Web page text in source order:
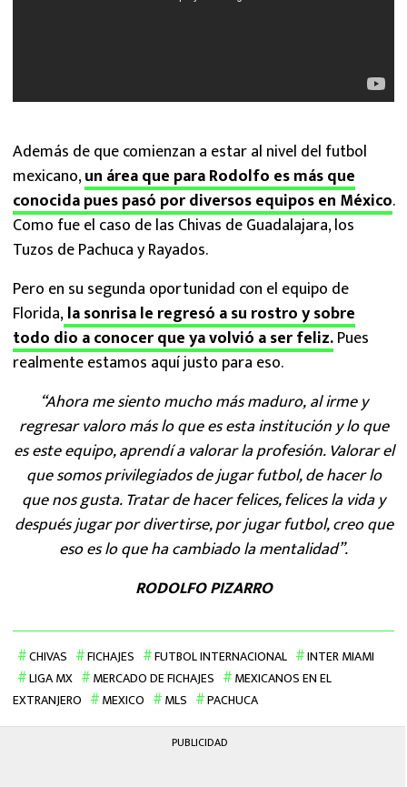
Además de que comienzan a estar al nivel del futbol
mexicano,un área que para Rodolfo es más que
conocida pues pasó por diversos equipos en México.
Como fue el caso de las Chivas de Guadalajara, los
Tuzos de Pachuca y Rayados.
Pero en su segunda oportunidad con el equipo de
Florida,la sonrisa le regresó a su rostro y sobre
todo dio a conocer que ya volvió a ser feliz.Pues
realmente estamos aquí justo para eso.
“Ahora me siento mucho más maduro, al irme y
regresar valoro más lo que es esta institución y lo que
es este equipo, aprendí a valorar la profesión. Valorar el
que somos privilegiados de jugar futbol, de hacer lo
que nos gusta. Tratar de hacer felices, felices la vida y
después jugar por divertirse, por jugar futbol, creo que
eso es lo que ha cambiado la mentalidad”.
RODOLFO PIZARRO
CHIVAS FICHAJES FUTBOL INTERNACIONAL
INTER MIAMI
LIGA MX
MERCADO DE FICHAJES
MEXICANOS EN EL
EXTRANJERO
MEXICO MLS PACHUCA
PUBLICIDAD